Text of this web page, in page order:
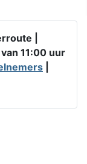
|
11:00 uur